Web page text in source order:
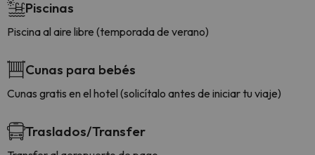
Piscinas
Piscina al aire libre (temporada de verano)
Cunas para bebés
Cunas gratis en el hotel (solicítalo antes de iniciar tu viaje)
Traslados/Transfer